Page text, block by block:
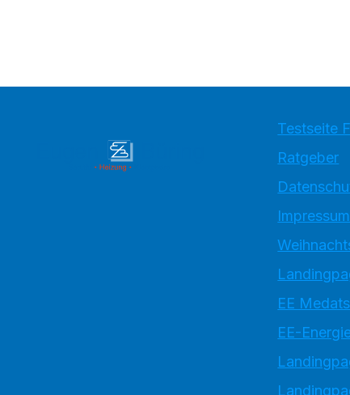
Testseite
Ratgeber
Impressum
EE
EE-